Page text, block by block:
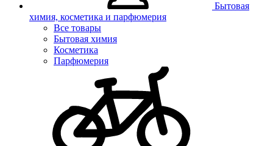
Бытовая
химия, косметика и парфюмерия
Все товары
Бытовая химия
Косметика
Парфюмерия